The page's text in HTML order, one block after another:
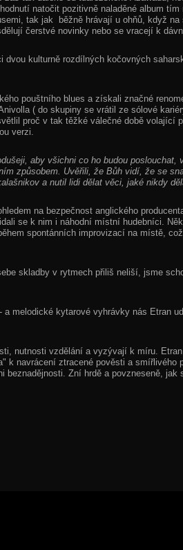
natočit pozitivně naladěné album tím
tak jak běžně hrávají u ohňů, když na
čerstvé novinky nebo se vracejí k
dvou kulturně rozdílných kočovných
pouštního blues a získali značné
( do skupiny se vrátil ze sólové
proč v tak těžké válečné době volající
verzi.
aby všichni co ho budou poslouchat,
způsobem. Uvěřili, že Bůh vidí, že se
a nutil lidi dělat věci, jaké nikdy
na bezpečnost anglického
se k nim i náhodní místní hudebníci.
spontánních improvizací na místě,
skladby v rytmech přiliš neliší, jsme
melodické kytarové vyhrávky nás Etran
nutnosti vzdělání a vyzývají k míru.
k navrácení ztracené pověsti a smířlivého
beznadějnosti. Zní hrdě a povzneseně, jak